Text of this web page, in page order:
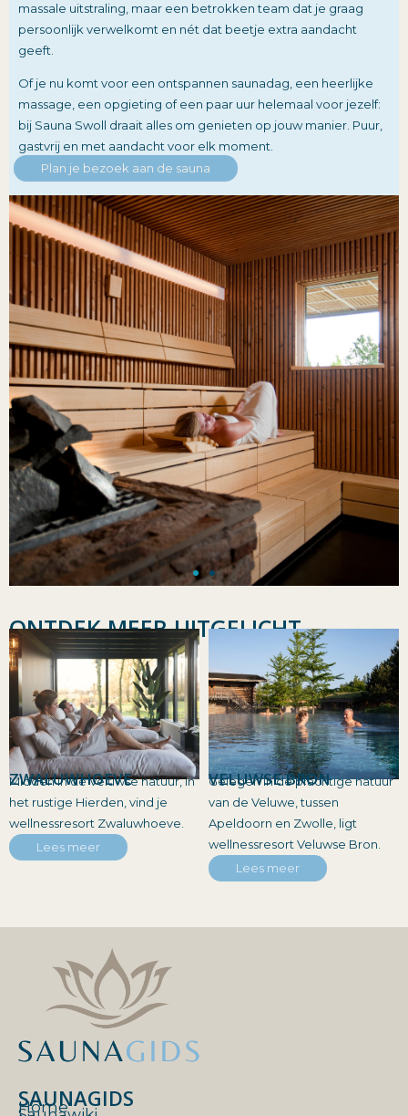
massale uitstraling, maar een betrokken team dat je graag
persoonlijk verwelkomt en nét dat beetje extra aandacht
geeft.
Of je nu komt voor een ontspannen saunadag, een heerlijke
massage, een opgieting of een paar uur helemaal voor jezelf:
bij Sauna Swoll draait alles om genieten op jouw manier. Puur,
gastvrij en met aandacht voor elk moment.
Plan je bezoek aan de sauna
ONTDEK MEER UITGELICHT
ZWALUWHOEVE
Midden in de Veluwse natuur, in
het rustige Hierden, vind je
wellnessresort Zwaluwhoeve.
Lees meer
VELUWSE BRON
Gelegen in de prachtige natuur
van de Veluwe, tussen
Apeldoorn en Zwolle, ligt
wellnessresort Veluwse Bron.
Lees meer
SAUNAGIDS
Home